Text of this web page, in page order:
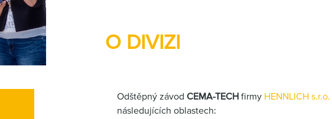
O DIVIZI
Odštěpný závod CEMA-TECH firmy HENNLICH s.r.o.
následujících oblastech: